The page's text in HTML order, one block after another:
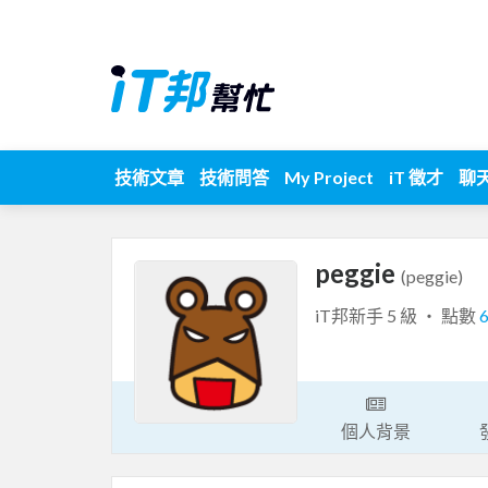
技術文章 技術問答 My Project iT 徵才 聊
peggie (peggie)
iT邦新手 5 級 ‧ 點數6
個人背景